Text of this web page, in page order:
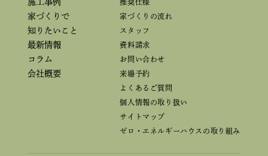
施工事例
家づくりで
知りたいこと
最新情報
コラム
会社概要
推奨仕様
家づくりの流れ
スタッフ
資料請求
お問い合わせ
来場予約
よくあるご質問
個人情報の取り扱い
サイトマップ
ゼロ・エネルギーハウスの取り組み